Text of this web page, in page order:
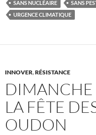
SANS NUCLÉAIRE
SANS
URGENCE CLIMATIQUE
INNOVER,RÉSISTANCE
DIMANCHE
LA FÊTE
OUDON